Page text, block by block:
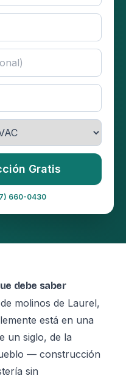
Gratis
660-0430
debe saber
molinos de Laurel,
está en una
un siglo, de la
— construcción
sin